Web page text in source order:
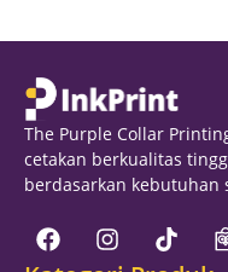
The Purple Collar
cetakan berkualitas
berdasarkan kebutuhan